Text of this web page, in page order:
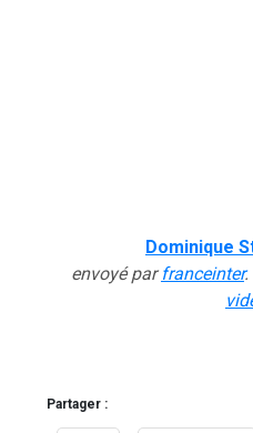
Dominique
envoyé parfranceinter.
Partager :